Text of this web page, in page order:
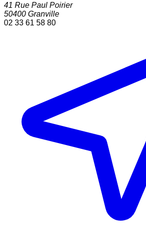
41 Rue Paul Poirier
50400 Granville
02 33 61 58 80